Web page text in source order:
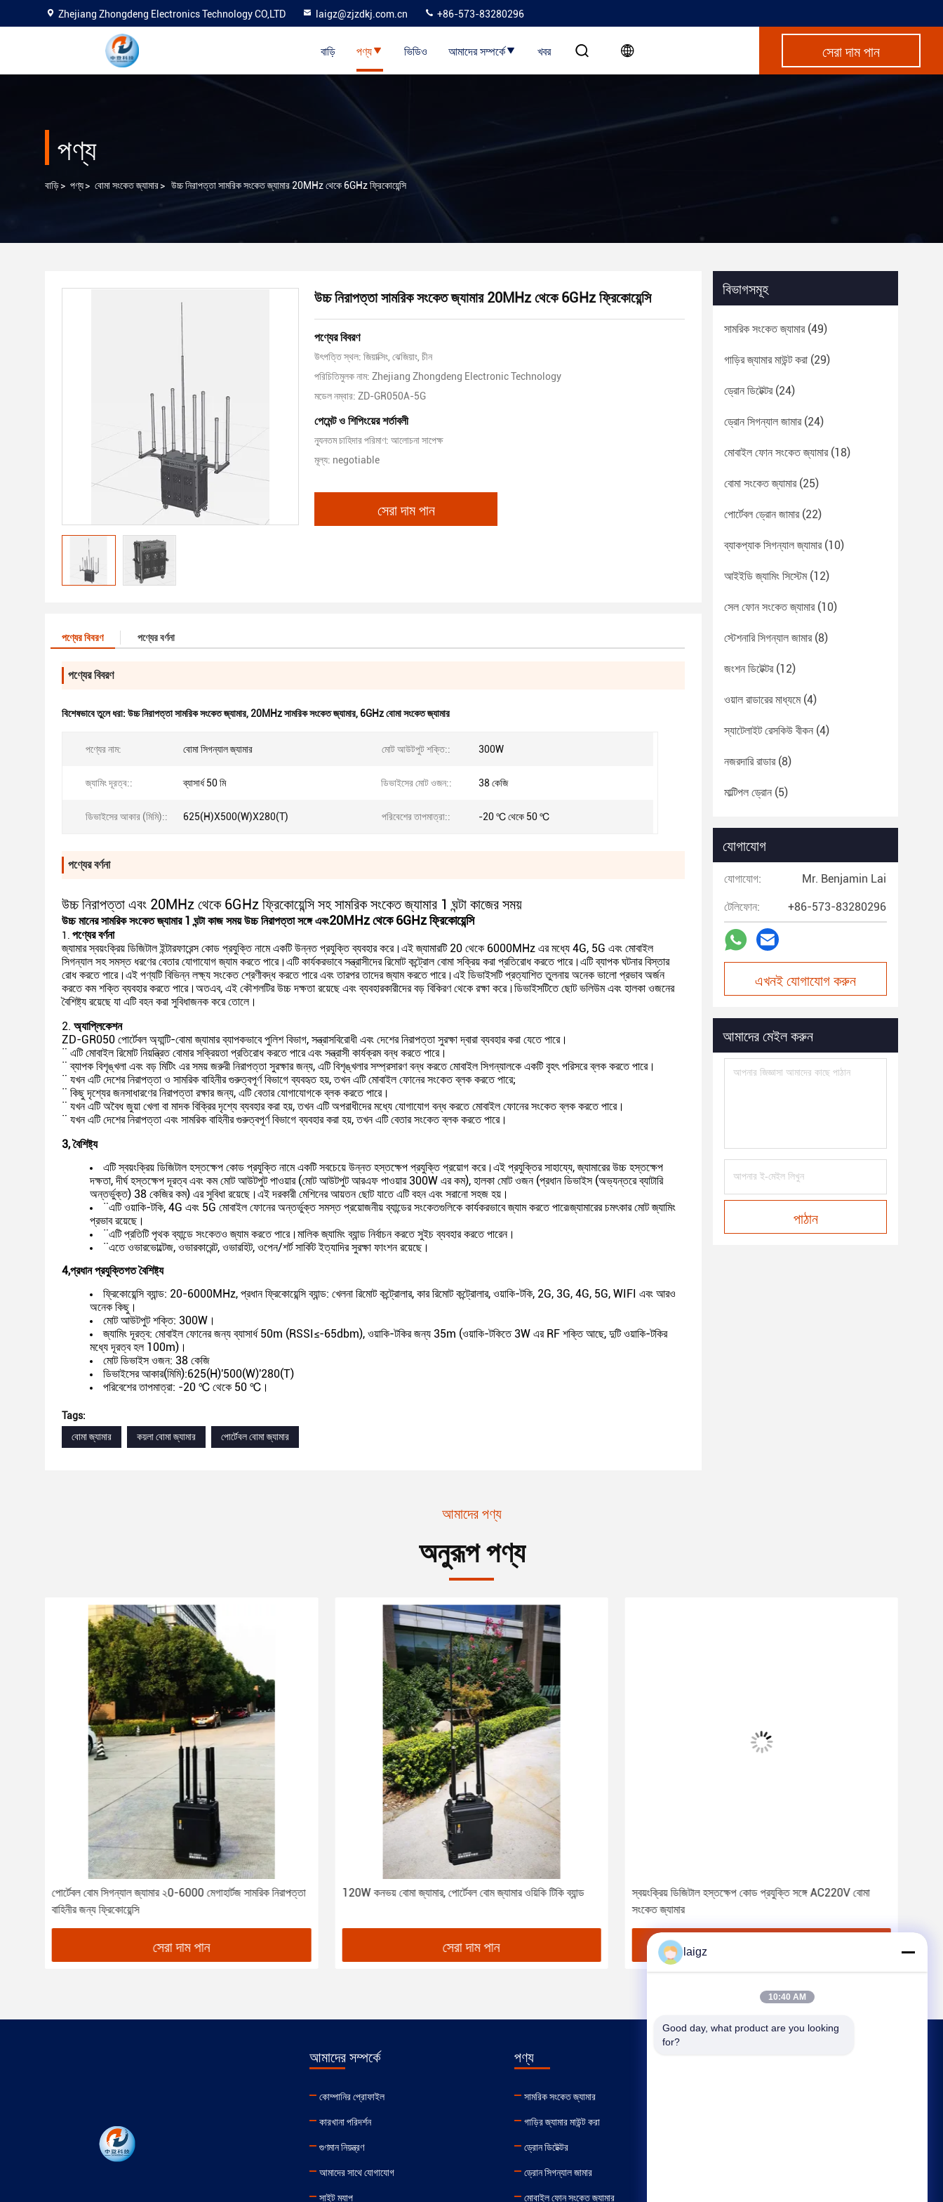
Zhejiang Zhongdeng Electronics Technology CO,LTD laigz@zjzdkj.com.cn +86-573-83280296
বাড়ি পণ্য ভিডিও আমাদের সম্পর্কে খবর সেরা দাম পান
পণ্য
বাড়ি> পণ্য> বোমা সংকেত জ্যামার> উচ্চ নিরাপত্তা সামরিক সংকেত জ্যামার 20MHz থেকে 6GHz ফ্রিকোয়েন্সি
উচ্চ নিরাপত্তা সামরিক সংকেত জ্যামার 20MHz থেকে 6GHz ফ্রিকোয়েন্সি
পণ্যের বিবরণ
উৎপত্তি স্থল: জিয়াক্সিং, ঝেজিয়াং, চীন
পরিচিতিমুলক নাম: Zhejiang Zhongdeng Electronic Technology
মডেল নম্বার: ZD-GR050A-5G
পেমেন্ট ও শিপিংয়ের শর্তাবলী
ন্যূনতম চাহিদার পরিমাণ: আলোচনা সাপেক্ষ
মূল্য: negotiable
সেরা দাম পান
পণ্যের বিবরণ পণ্যের বর্ণনা
পণ্যের বিবরণ
বিশেষভাবে তুলে ধরা: উচ্চ নিরাপত্তা সামরিক সংকেত জ্যামার, 20MHz সামরিক সংকেত জ্যামার, 6GHz বোমা সংকেত জ্যামার
পণ্যের নাম: বোমা সিগন্যাল জ্যামার মোট আউটপুট শক্তি:: 300W
জ্যামিং দূরত্ব:: ব্যাসার্ধ 50 মি ডিভাইসের মোট ওজন:: 38 কেজি
ডিভাইসের আকার (মিমি):: 625(H)X500(W)X280(T) পরিবেশের তাপমাত্রা:: -20 ℃ থেকে 50 ℃
পণ্যের বর্ণনা
উচ্চ নিরাপত্তা এবং 20MHz থেকে 6GHz ফ্রিকোয়েন্সি সহ সামরিক সংকেত জ্যামার 1 ঘন্টা কাজের সময়
উচ্চ মানের সামরিক সংকেত জ্যামার 1 ঘন্টা কাজ সময় উচ্চ নিরাপত্তা সঙ্গে এবং20MHz থেকে 6GHz ফ্রিকোয়েন্সি
পণ্যের বর্ণনা
জ্যামার স্বয়ংক্রিয় ডিজিটাল ইন্টারফারেন্স কোড প্রযুক্তি নামে একটি উন্নত প্রযুক্তি ব্যবহার করে।এই জ্যামারটি 20 থেকে 6000MHz এর মধ্যে 4G, 5G এবং মোবাইল
সিগন্যাল সহ সমস্ত ধরণের বেতার যোগাযোগ জ্যাম করতে পারে।এটি কার্যকরভাবে সন্ত্রাসীদের রিমোট কন্ট্রোল বোমা সক্রিয় করা প্রতিরোধ করতে পারে।এটি ব্যাপক ঘটনার বিস্তার
রোধ করতে পারে।এই পণ্যটি বিভিন্ন লক্ষ্য সংকেত শ্রেণীবদ্ধ করতে পারে এবং তারপর তাদের জ্যাম করতে পারে।এই ডিভাইসটি প্রত্যাশিত তুলনায় অনেক ভালো প্রভাব অর্জন
করতে কম শক্তি ব্যবহার করতে পারে।অতএব, এই কৌশলটির উচ্চ দক্ষতা রয়েছে এবং ব্যবহারকারীদের বড় বিকিরণ থেকে রক্ষা করে।ডিভাইসটিতে ছোট ভলিউম এবং হালকা ওজনের
বৈশিষ্ট্য রয়েছে যা এটি বহন করা সুবিধাজনক করে তোলে।
2. অ্যাপ্লিকেশন
ZD-GR050 পোর্টেবল অ্যান্টি-বোমা জ্যামার ব্যাপকভাবে পুলিশ বিভাগ, সন্ত্রাসবিরোধী এবং দেশের নিরাপত্তা সুরক্ষা দ্বারা ব্যবহার করা যেতে পারে।
¨ এটি মোবাইল রিমোট নিয়ন্ত্রিত বোমার সক্রিয়তা প্রতিরোধ করতে পারে এবং সন্ত্রাসী কার্যক্রম বন্ধ করতে পারে।
¨ ব্যাপক বিশৃঙ্খলা এবং বড় মিটিং এর সময় জরুরী নিরাপত্তা সুরক্ষার জন্য, এটি বিশৃঙ্খলার সম্প্রসারণ বন্ধ করতে মোবাইল সিগন্যালকে একটি বৃহৎ পরিসরে ব্লক করতে পারে।
¨ যখন এটি দেশের নিরাপত্তা ও সামরিক বাহিনীর গুরুত্বপূর্ণ বিভাগে ব্যবহৃত হয়, তখন এটি মোবাইল ফোনের সংকেত ব্লক করতে পারে;
¨ কিছু দৃশ্যের জনসাধারণের নিরাপত্তা রক্ষার জন্য, এটি বেতার যোগাযোগকে ব্লক করতে পারে।
¨ যখন এটি অবৈধ জুয়া খেলা বা মাদক বিক্রির দৃশ্যে ব্যবহার করা হয়, তখন এটি অপরাধীদের মধ্যে যোগাযোগ বন্ধ করতে মোবাইল ফোনের সংকেত ব্লক করতে পারে।
¨ যখন এটি দেশের নিরাপত্তা এবং সামরিক বাহিনীর গুরুত্বপূর্ণ বিভাগে ব্যবহার করা হয়, তখন এটি বেতার সংকেত ব্লক করতে পারে।
3, বৈশিষ্ট্য
এটি স্বয়ংক্রিয় ডিজিটাল হস্তক্ষেপ কোড প্রযুক্তি নামে একটি সবচেয়ে উন্নত হস্তক্ষেপ প্রযুক্তি প্রয়োগ করে।এই প্রযুক্তির সাহায্যে, জ্যামারের উচ্চ হস্তক্ষেপ
দক্ষতা, দীর্ঘ হস্তক্ষেপ দূরত্ব এবং কম মোট আউটপুট পাওয়ার (মোট আউটপুট আরএফ পাওয়ার 300W এর কম), হালকা মোট ওজন (প্রধান ডিভাইস (অভ্যন্তরে ব্যাটারি
অন্তর্ভুক্ত) 38 কেজির কম) এর সুবিধা রয়েছে।এই দরকারী মেশিনের আয়তন ছোট যাতে এটি বহন এবং সরানো সহজ হয়।
¨এটি ওয়াকি-টকি, 4G এবং 5G মোবাইল ফোনের অন্তর্ভুক্ত সমস্ত প্রয়োজনীয় ব্যান্ডের সংকেতগুলিকে কার্যকরভাবে জ্যাম করতে পারে৷জ্যামারের চমৎকার মোট জ্যামিং
প্রভাব রয়েছে।
¨এটি প্রতিটি পৃথক ব্যান্ডে সংকেতও জ্যাম করতে পারে।মালিক জ্যামিং ব্যান্ড নির্বাচন করতে সুইচ ব্যবহার করতে পারেন।
¨এতে ওভারভোল্টেজ, ওভারকারেন্ট, ওভারহিট, ওপেন/শর্ট সার্কিট ইত্যাদির সুরক্ষা ফাংশন রয়েছে।
4,প্রধান প্রযুক্তিগত বৈশিষ্ট্য
ফ্রিকোয়েন্সি ব্যান্ড: 20-6000MHz, প্রধান ফ্রিকোয়েন্সি ব্যান্ড: খেলনা রিমোট কন্ট্রোলার, কার রিমোট কন্ট্রোলার, ওয়াকি-টকি, 2G, 3G, 4G, 5G, WIFI এবং আরও
অনেক কিছু।
মোট আউটপুট শক্তি: 300W।
জ্যামিং দূরত্ব: মোবাইল ফোনের জন্য ব্যাসার্ধ 50m (RSSI≤-65dbm), ওয়াকি-টকির জন্য 35m (ওয়াকি-টকিতে 3W এর RF শক্তি আছে, দুটি ওয়াকি-টকির
মধ্যে দূরত্ব হল 100m)।
মোট ডিভাইস ওজন: 38 কেজি
ডিভাইসের আকার(মিমি):625(H)'500(W)'280(T)
পরিবেশের তাপমাত্রা: -20 ℃ থেকে 50 ℃।
Tags:
বোমা জ্যামার
কয়লা বোমা জ্যামার পোর্টেবল বোমা জ্যামার
বিভাগসমূহ
সামরিক সংকেত জ্যামার(49)
গাড়ির জ্যামার মাউন্ট করা (29)
ড্রোন ডিটেক্টর(24)
ড্রোন সিগন্যাল জামার(24)
মোবাইল ফোন সংকেত জ্যামার(18)
বোমা সংকেত জ্যামার(25)
পোর্টেবল ড্রোন জামার(22)
ব্যাকপ্যাক সিগন্যাল জ্যামার(10)
আইইডি জ্যামিং সিস্টেম(12)
সেল ফোন সংকেত জ্যামার(10)
স্টেশনারি সিগন্যাল জামার(8)
জংশন ডিটেক্টর(12)
ওয়াল রাডারের মাধ্যমে(4)
স্যাটেলাইট রেসকিউ বীকন (4)
নজরদারি রাডার(8)
মাল্টিপল ড্রোন (5)
যোগাযোগ
যোগাযোগ: Mr. Benjamin Lai
টেলিফোন: +86-573-83280296
এখনই যোগাযোগ করুন
আমাদের মেইল করুন
পাঠান
আমাদের পণ্য
অনুরূপ পণ্য
পোর্টেবল বোম সিগন্যাল জ্যামার ২0-6000 মেগাহার্টজ সামরিক নিরাপত্তা
বাহিনীর জন্য ফ্রিকোয়েন্সি
সেরা দাম পান
120W কনভয় বোমা জ্যামার, পোর্টেবল বোম জ্যামার ওয়িকি টিকি ব্যান্ড
সেরা দাম পান
স্বয়ংক্রিয় ডিজিটাল হস্তক্ষেপ কোড প্রযুক্তি সঙ্গে AC220V বোমা
সংকেত জ্যামার
আমাদের সম্পর্কে
কোম্পানির প্রোফাইল
কারখানা পরিদর্শন
গুণমান নিয়ন্ত্রণ
আমাদের সাথে যোগাযোগ
সাইট ম্যাপ
পণ্য
সামরিক সংকেত জ্যামার
গাড়ির জ্যামার মাউন্ট করা
ড্রোন ডিটেক্টর
ড্রোন সিগন্যাল জামার
মোবাইল ফোন সংকেত জ্যামার
laigz
10:40 AM
Good day, what product are you looking
for?